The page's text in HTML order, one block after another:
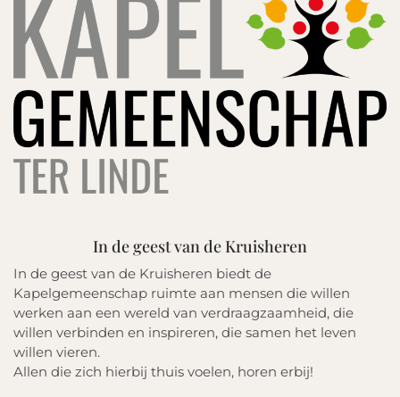
In de geest van de Kruisheren
In de geest van de Kruisheren biedt de
Kapelgemeenschap ruimte aan mensen die willen
werken aan een wereld van verdraagzaamheid, die
willen verbinden en inspireren, die samen het leven
willen vieren.
Allen die zich hierbij thuis voelen, horen erbij!